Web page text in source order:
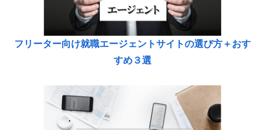
フリーター向け就職エージェントサイトの選び方＋おす
すめ３選